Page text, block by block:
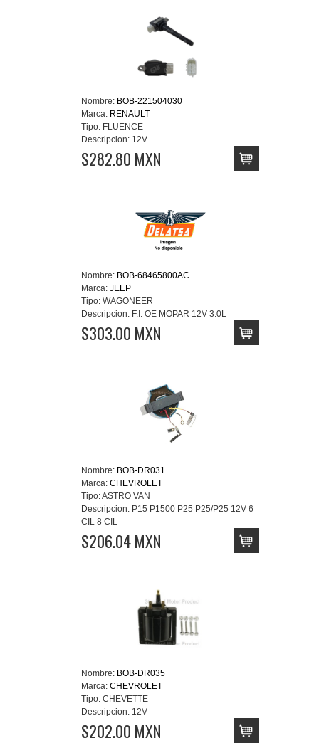
Nombre: BOB-221504030
Marca: RENAULT
Tipo: FLUENCE
Descripcion: 12V
$282.80 MXN
Nombre: BOB-68465800AC
Marca: JEEP
Tipo: WAGONEER
Descripcion: F.I. OE MOPAR 12V 3.0L
$303.00 MXN
Nombre: BOB-DR031
Marca: CHEVROLET
Tipo:ASTRO VAN
Descripcion: P15 P1500 P25 P25/P25 12V 6
CIL 8 CIL
$206.04 MXN
Nombre: BOB-DR035
Marca: CHEVROLET
Tipo: CHEVETTE
Descripcion: 12V
$202.00 MXN